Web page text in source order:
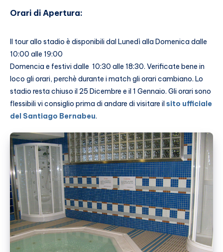
Orari di Apertura:
Il tour allo stadio è disponibili dal Lunedì alla Domenica dalle
10:00 alle 19:00
Domencia e festivi dalle 10:30 alle 18:30. Verificate bene in
loco gli orari, perchè durante i match gli orari cambiano. Lo
stadio resta chiuso il 25 Dicembre e il 1 Gennaio. Gli orari sono
flessibili vi consiglio prima di andare di visitare ilsito ufficiale
del Santiago Bernabeu.